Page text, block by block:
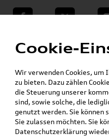
teilen Twitter
VW Shop - VW
Audi Produkte »
Komfort & Schutz »
Original Audi
Original Audi Q8
Vorne 4M8061501
Cookie-
Wir verwenden Cookies,
zu bieten. Dazu zählen
die Steuerung unserer
sind, sowie solche, die
genutzt werden. Sie können
Sie zulassen möchten. Sie
Datenschutzerklärung